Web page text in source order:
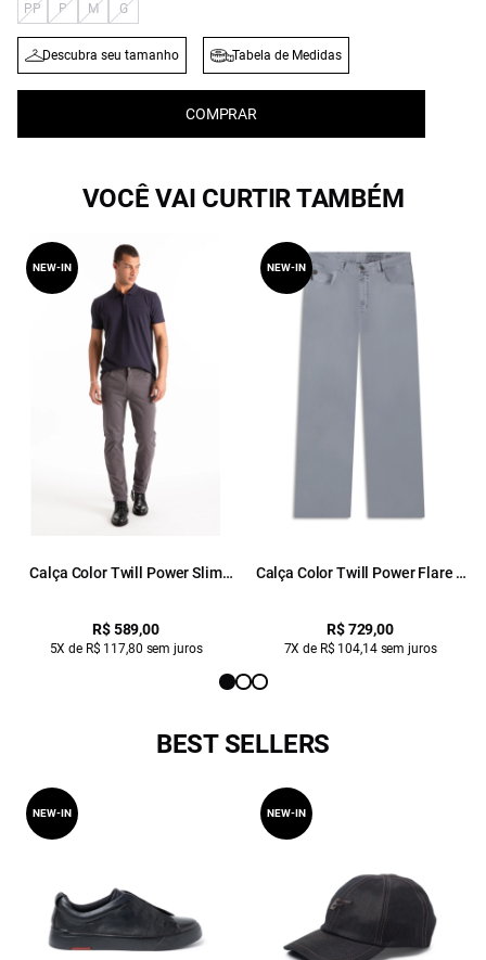
PP P M G
Descubra seu tamanho Tabela de Medidas
COMPRAR
VOCÊ VAI CURTIR TAMBÉM
Calça Color Twill Power Slim
R$ 589,00
5X de R$ 117,80 sem juros
NEW-IN
Calça Color Twill Power Flare 5
R$ 729,00
7X de R$ 104,14 sem juros
NEW-IN
BEST SELLERS
NEW-IN NEW-IN